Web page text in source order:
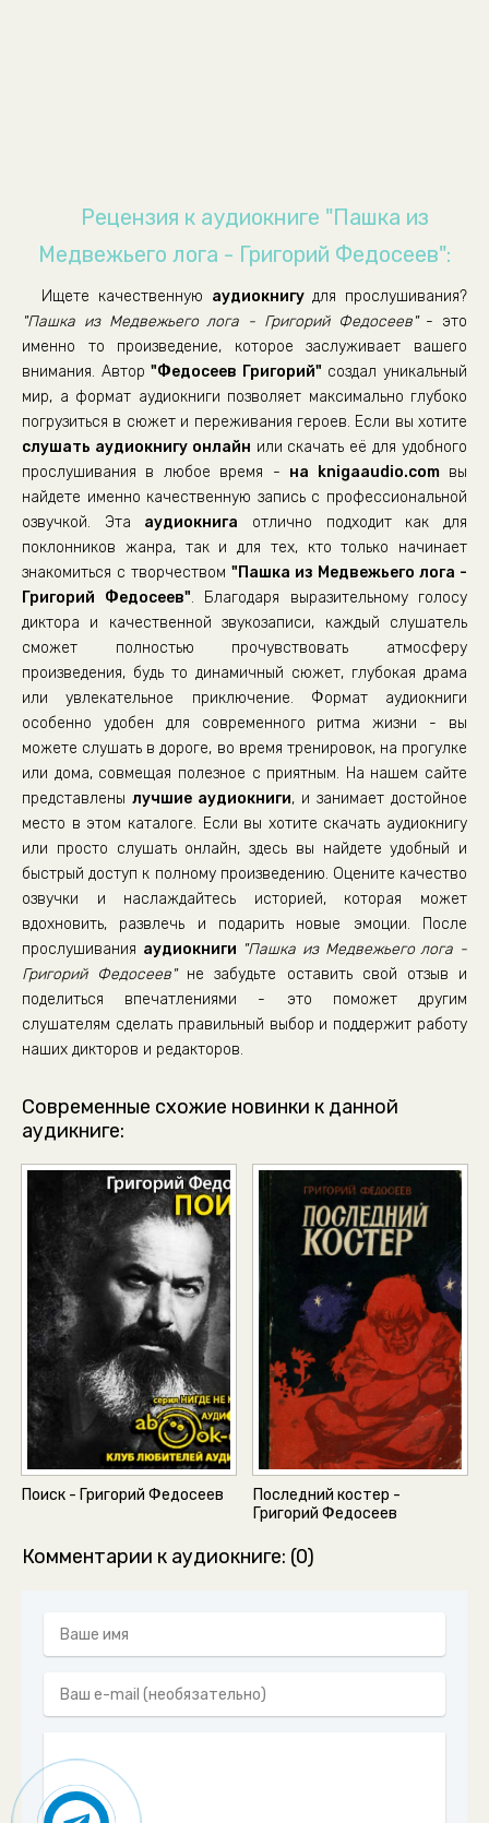
Рецензия к аудиокниге "Пашка из
Медвежьего лога - Григорий Федосеев":
Ищете качественную аудиокнигудля прослушивания?
"Пашка из Медвежьего лога - Григорий Федосеев"- это
именно то произведение, которое заслуживает вашего
внимания. Автор"Федосеев Григорий" создал уникальный
мир, а формат аудиокниги позволяет максимально глубоко
погрузиться в сюжет и переживания героев. Если вы хотите
слушать аудиокнигу онлайн или скачать её для удобного
прослушивания в любое время - на knigaaudio.comвы
найдете именно качественную запись с профессиональной
озвучкой. Эта аудиокнига отлично подходит как для
поклонников жанра, так и для тех, кто только начинает
знакомиться с творчеством "Пашка из Медвежьего лога -
Григорий Федосеев". Благодаря выразительному голосу
диктора и качественной звукозаписи, каждый слушатель
сможет полностью прочувствовать атмосферу
произведения, будь то динамичный сюжет, глубокая драма
или увлекательное приключение. Формат аудиокниги
особенно удобен для современного ритма жизни - вы
можете слушать в дороге, во время тренировок, на прогулке
или дома, совмещая полезное с приятным. На нашем сайте
представлены лучшие аудиокниги, и занимает достойное
место в этом каталоге. Если вы хотите скачать аудиокнигу
или просто слушать онлайн, здесь вы найдете удобный и
быстрый доступ к полному произведению. Оцените качество
озвучки и наслаждайтесь историей, которая может
вдохновить, развлечь и подарить новые эмоции. После
прослушивания аудиокниги "Пашка из Медвежьего лога -
Григорий Федосеев"не забудьте оставить свой отзыв и
поделиться впечатлениями - это поможет другим
слушателям сделать правильный выбор и поддержит работу
наших дикторов и редакторов.
Современные схожие новинки к данной
аудикниге:
Поиск - Григорий Федосеев
Последний костер -
Григорий Федосеев
Комментарии к аудиокниге: (0)